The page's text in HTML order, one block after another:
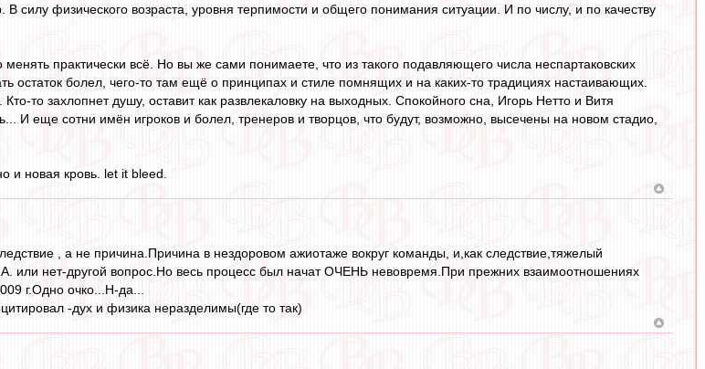
силу физического возраста, уровня терпимости и общего понимания ситуации. И по числу, и по качеству
практически всё. Но вы же сами понимаете, что из такого подавляющего числа неспартаковских
остаток болел, чего-то там ещё о принципах и стиле помнящих и на каких-то традициях настаивающих.
то захлопнет душу, оставит как развлекаловку на выходных. Спокойного сна, Игорь Нетто и Витя
еще сотни имён игроков и болел, тренеров и творцов, что будут, возможно, высечены на новом стадио,
и новая кровь. let it bleed.
, а не причина.Причина в нездоровом ажиотаже вокруг команды, и,как следствие,тяжелый
или нет-другой вопрос.Но весь процесс был начат ОЧЕНЬ невовремя.При прежних взаимоотношениях
г.Одно очко...Н-да...
-дух и физика неразделимы(где то так)